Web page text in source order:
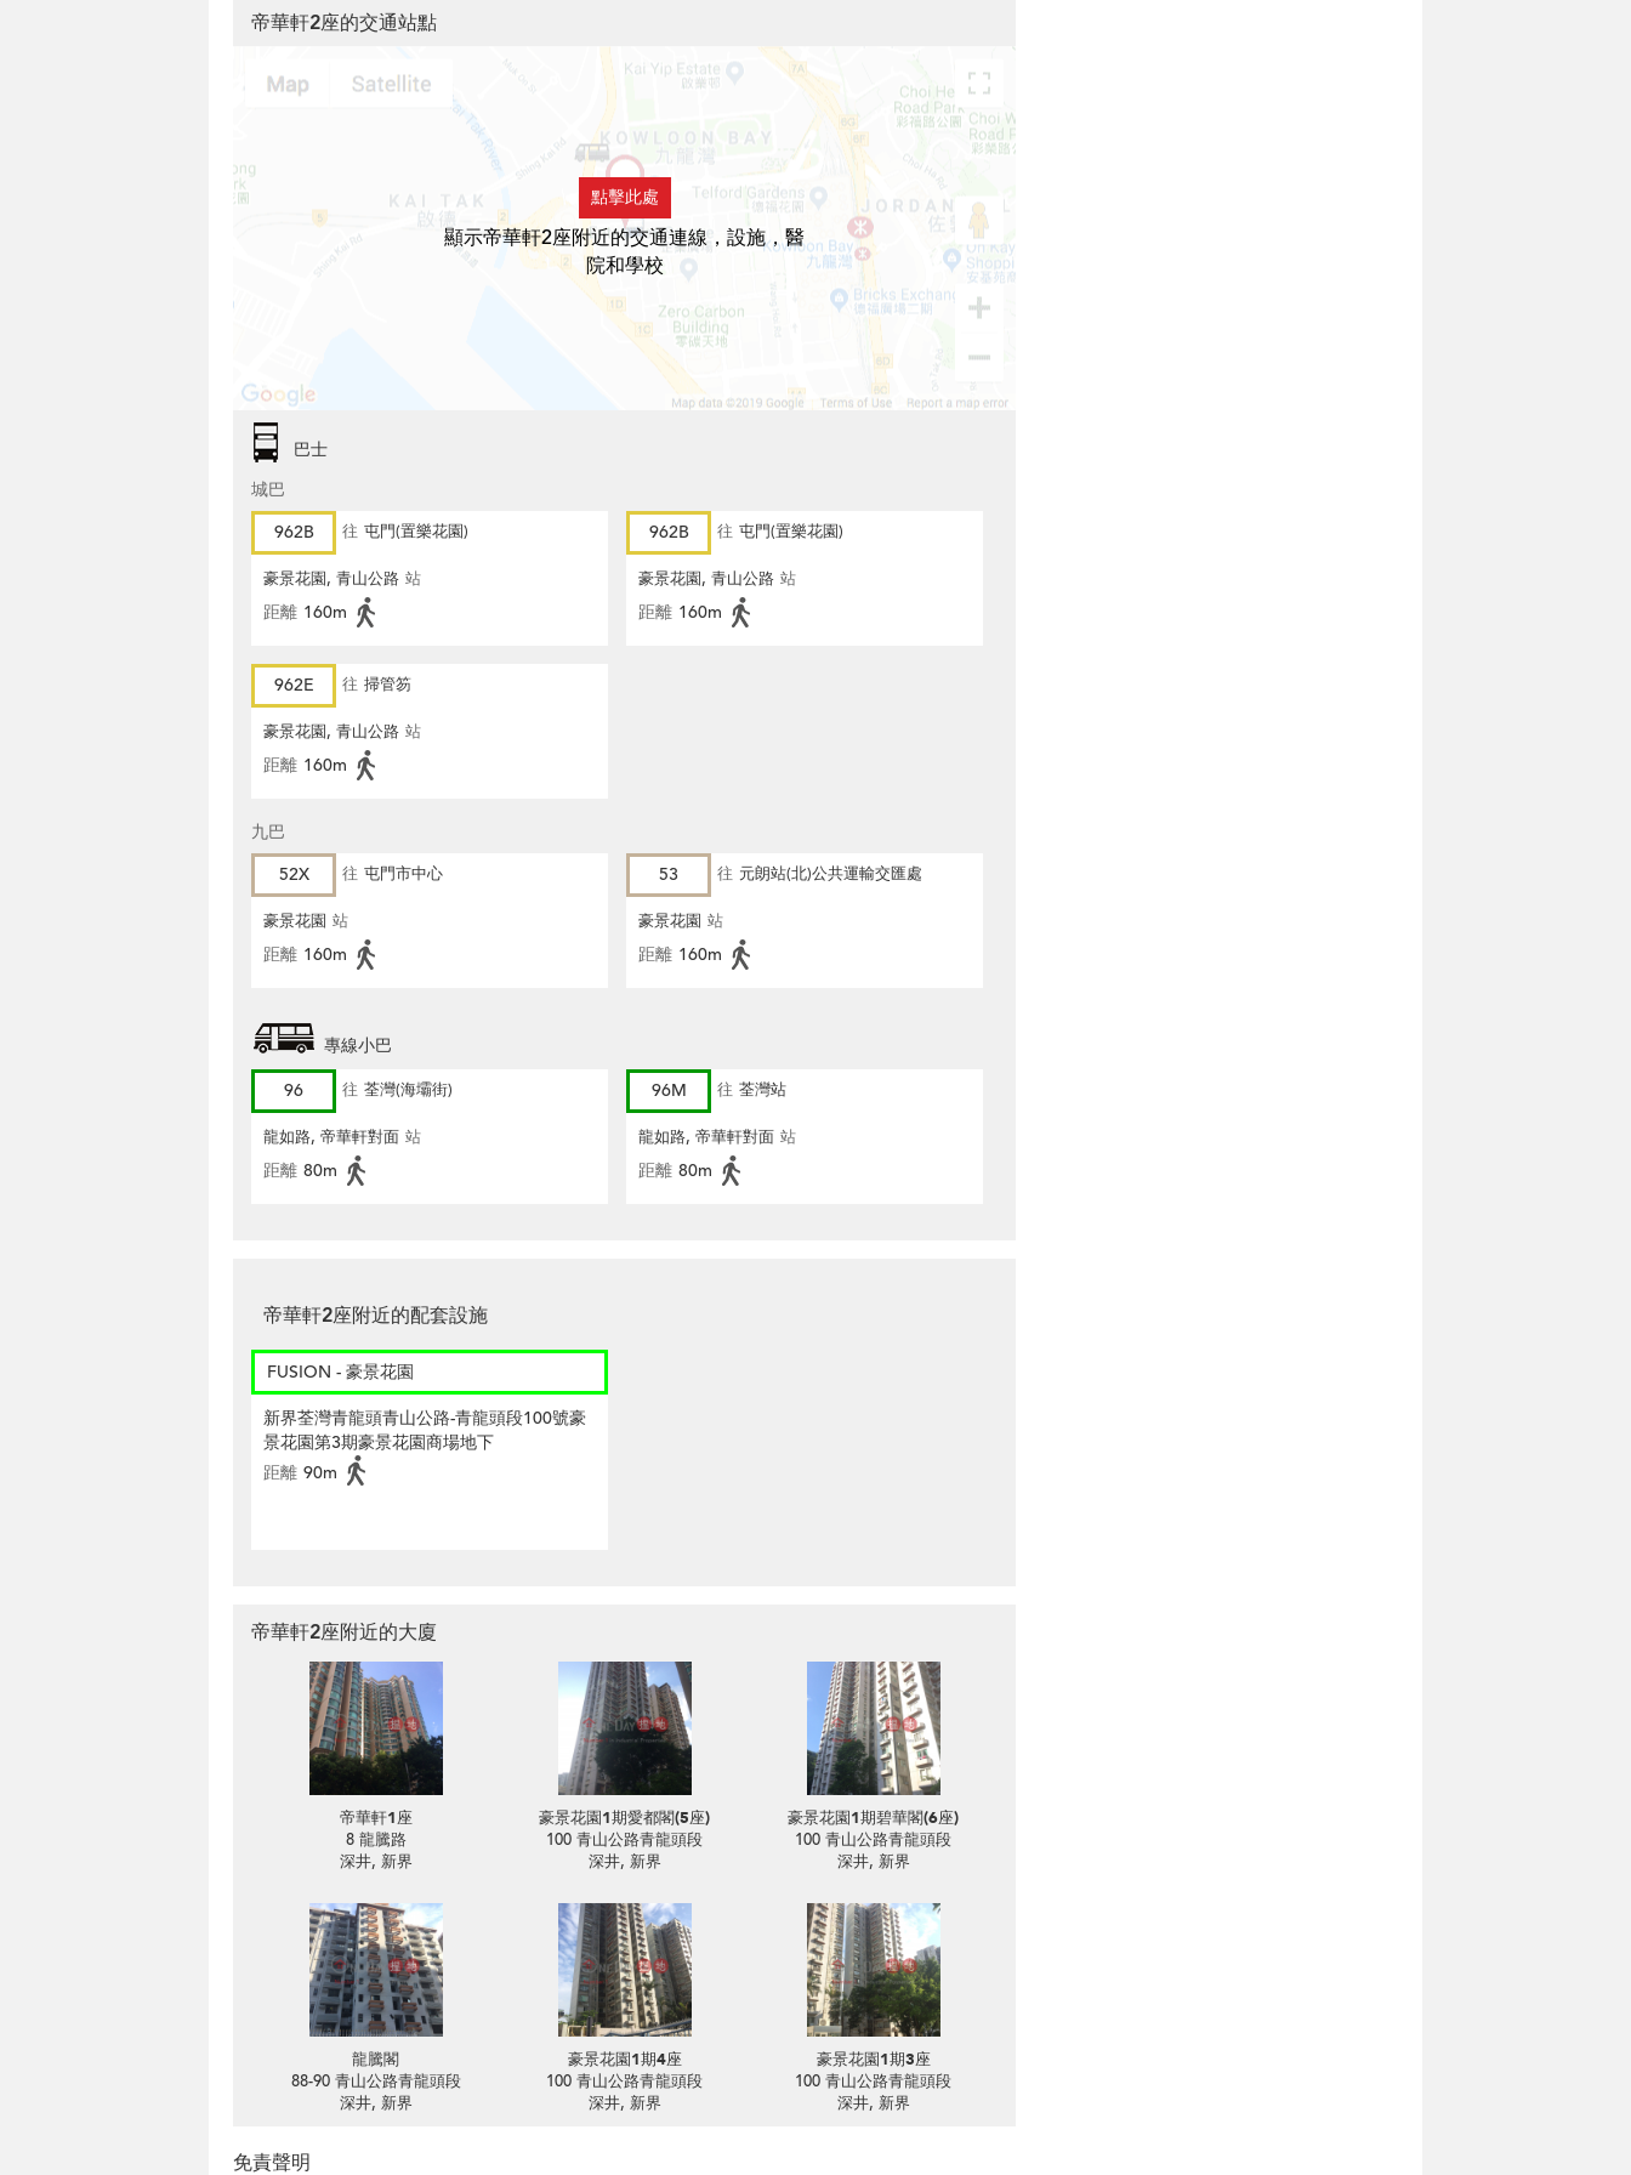
帝華軒2座的交通站點
點擊此處
顯示帝華軒2座附近的交通連線，設施，醫
院和學校
巴士
城巴
962B
往 屯門(置樂花園)
豪景花園, 青山公路 站
距離 160m
962B 往 屯門(置樂花園)
豪景花園, 青山公路 站
距離 160m
962E 往 掃管笏
豪景花園, 青山公路 站
距離 160m
九巴
52X
往 屯門市中心
豪景花園 站
距離 160m
53 往 元朗站(北)公共運輸交匯處
豪景花園 站
距離 160m
專線小巴
96
往 荃灣(海壩街)
龍如路, 帝華軒對面 站
距離 80m
96M 往 荃灣站
龍如路, 帝華軒對面 站
距離 80m
帝華軒2座附近的配套設施
FUSION - 豪景花園
新界荃灣青龍頭青山公路-青龍頭段100號豪
景花園第3期豪景花園商場地下
距離 90m
帝華軒2座附近的大廈
帝華軒1座
8 龍騰路
深井, 新界
豪景花園1期愛都閣(5座)
100 青山公路青龍頭段
深井, 新界
豪景花園1期碧華閣(6座)
100 青山公路青龍頭段
深井, 新界
龍騰閣
88-90 青山公路青龍頭段
深井, 新界
豪景花園1期4座
100 青山公路青龍頭段
深井, 新界
豪景花園1期3座
100 青山公路青龍頭段
深井, 新界
免責聲明